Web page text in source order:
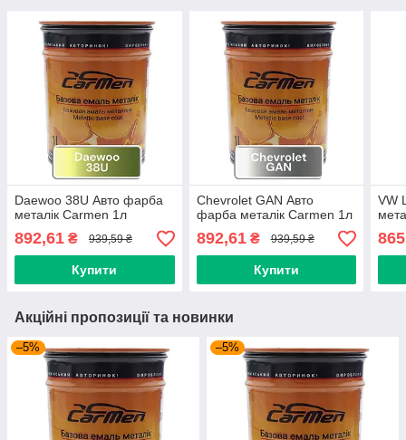
Daewoo 38U Авто фарба
металік Carmen 1л
892,61 ₴ 939,59 ₴
Купити
Chevrolet GAN Авто
фарба металік Carmen 1л
892,61₴ 939,59 ₴
Купити
VW
Акційні пропозиції та новинки
–5% –5%